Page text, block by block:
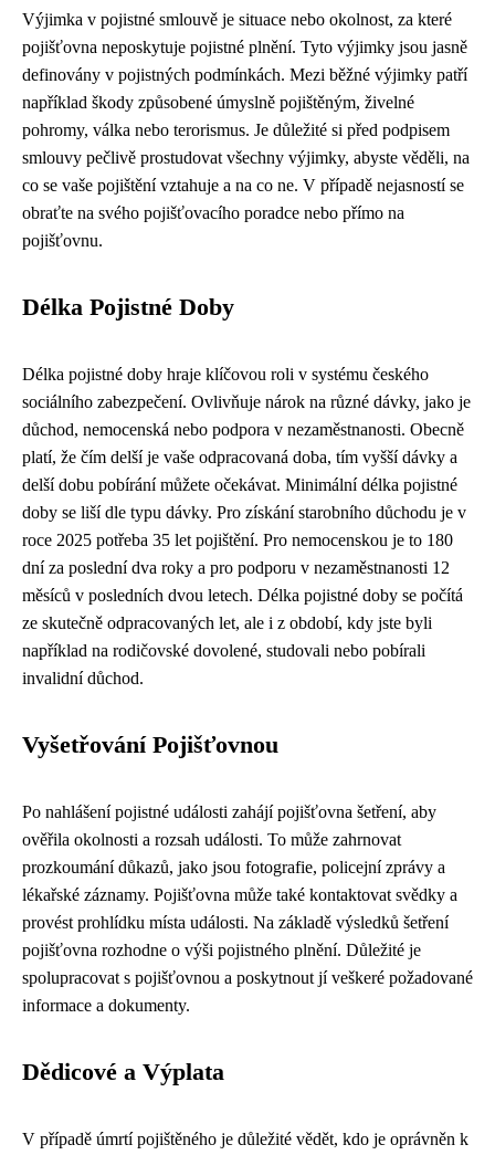
Výjimka v pojistné smlouvě je situace nebo okolnost, za které
pojišťovna neposkytuje pojistné plnění. Tyto výjimky jsou jasně
definovány v pojistných podmínkách. Mezi běžné výjimky patří
například škody způsobené úmyslně pojištěným, živelné
pohromy, válka nebo terorismus. Je důležité si před podpisem
smlouvy pečlivě prostudovat všechny výjimky, abyste věděli, na
co se vaše pojištění vztahuje a na co ne. V případě nejasností se
obraťte na svého pojišťovacího poradce nebo přímo na
pojišťovnu.
Délka Pojistné Doby
Délka pojistné doby hraje klíčovou roli v systému českého
sociálního zabezpečení. Ovlivňuje nárok na různé dávky, jako je
důchod, nemocenská nebo podpora v nezaměstnanosti. Obecně
platí, že čím delší je vaše odpracovaná doba, tím vyšší dávky a
delší dobu pobírání můžete očekávat. Minimální délka pojistné
doby se liší dle typu dávky. Pro získání starobního důchodu je v
roce 2025 potřeba 35 let pojištění. Pro nemocenskou je to 180
dní za poslední dva roky a pro podporu v nezaměstnanosti 12
měsíců v posledních dvou letech. Délka pojistné doby se počítá
ze skutečně odpracovaných let, ale i z období, kdy jste byli
například na rodičovské dovolené, studovali nebo pobírali
invalidní důchod.
Vyšetřování Pojišťovnou
Po nahlášení pojistné události zahájí pojišťovna šetření, aby
ověřila okolnosti a rozsah události. To může zahrnovat
prozkoumání důkazů, jako jsou fotografie, policejní zprávy a
lékařské záznamy. Pojišťovna může také kontaktovat svědky a
provést prohlídku místa události. Na základě výsledků šetření
pojišťovna rozhodne o výši pojistného plnění. Důležité je
spolupracovat s pojišťovnou a poskytnout jí veškeré požadované
informace a dokumenty.
Dědicové a Výplata
V případě úmrtí pojištěného je důležité vědět, kdo je oprávněn k